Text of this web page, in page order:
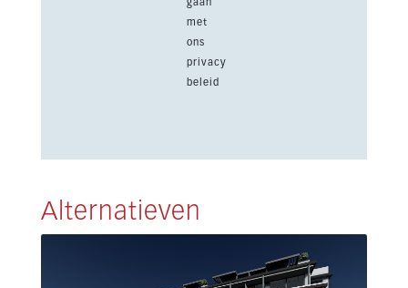
met
ons
privacy
beleid
Alternatieven